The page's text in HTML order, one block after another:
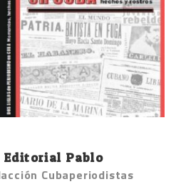
Editorial Pablo
Cubaperiodistas